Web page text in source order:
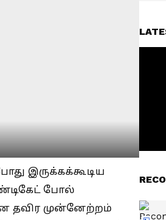
இருக்கக்கூடிய
போல்
தவிர முன்னேற்றம்